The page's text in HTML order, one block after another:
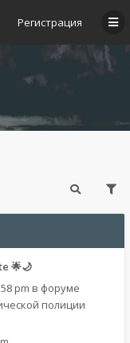
Регистрация
🌟🌙
pm в форуме
полиции